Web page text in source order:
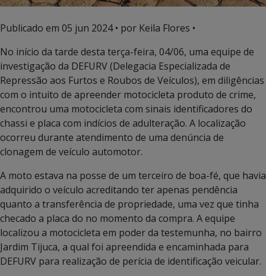
Publicado em 05 jun 2024• por Keila Flores •
No início da tarde desta terça-feira, 04/06, uma equipe de
investigação da DEFURV (Delegacia Especializada de
Repressão aos Furtos e Roubos de Veículos), em diligências
com o intuito de apreender motocicleta produto de crime,
encontrou uma motocicleta com sinais identificadores do
chassi e placa com indícios de adulteração. A localização
ocorreu durante atendimento de uma denúncia de
clonagem de veículo automotor.
A moto estava na posse de um terceiro de boa-fé, que havia
adquirido o veículo acreditando ter apenas pendência
quanto a transferência de propriedade, uma vez que tinha
checado a placa do no momento da compra. A equipe
localizou a motocicleta em poder da testemunha, no bairro
Jardim Tijuca, a qual foi apreendida e encaminhada para
DEFURV para realização de perícia de identificação veicular.